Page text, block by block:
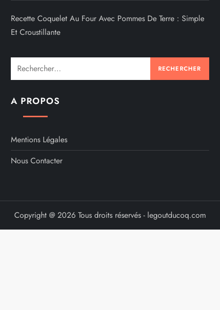
Recette Coquelet Au Four Avec Pommes De Terre : Simple
Et Croustillante
Rechercher :
A PROPOS
Mentions Légales
Nous Contacter
Copyright @ 2026 Tous droits réservés - legoutducoq.com